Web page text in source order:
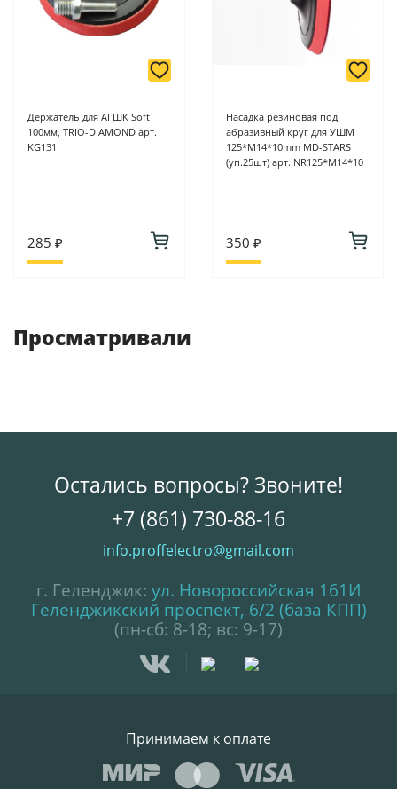
Держатель для АГШК Soft
100мм, TRIO-DIAMOND арт.
KG131
285 ₽
Насадка резиновая под
абразивный круг для УШМ
125*M14*10mm MD-STARS
(уп.25шт) арт. NR125*M14*10
350 ₽
Просматривали
Остались вопросы? Звоните!
+7 (861) 730-88-16
info.proffelectro@gmail.com
г. Геленджик: ул. Новороссийская 161И
Геленджикский проспект, 6/2 (база КПП)
(пн-сб: 8-18; вс: 9-17)
Принимаем к оплате